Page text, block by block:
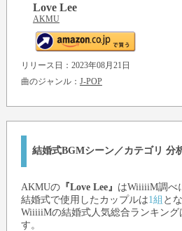
Love Lee
AKMU
リリース日：2023年08月21日
曲のジャンル： J-POP
結婚式BGMシーン／カテゴリ 分
AKMUの『Love Lee』 はWiiiiiM調べ
結婚式で使用したカップルは1組 と
WiiiiiMの結婚式人気総合ランキング
す。